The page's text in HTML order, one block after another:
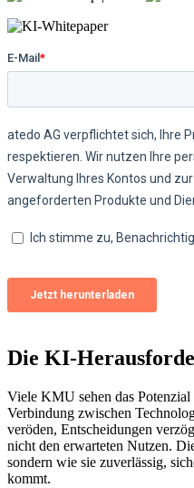
Die KI-
Viele KMU sehen das
Verbindung zwischen
veröden, Entscheidungen
nicht den erwarteten Nutzen.
sondern wie sie zuverlässig,
kommt.